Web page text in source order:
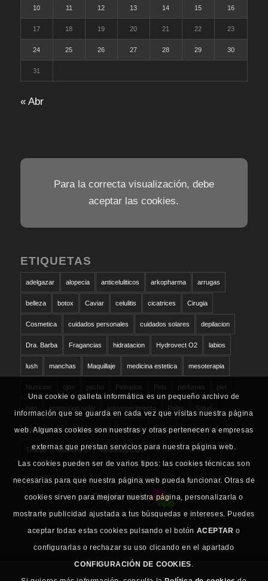
10 11 12 13 14 15 16
17 18 19 20 21 22 23
24 25 26 27 28 29 30
31
« Abr
Para la correcta visualización, debe
aceptar las cookies.
ETIQUETAS
adelgazar alopecia anticeluliticos arkopharma arrugas
belleza botox Caviar celulitis cicatrices Cirugia
Cosmetica cuidados personales cuidados solares depilacion
Dra. Barba Fragancias hidratacion Hydrovect O2 labios
lush manchas Maquillaje medicina estetica mesoterapia
Nutricion ojos pecho Peinados Pelo perfumes piel
pies proteccion solar rejuvenecimiento Relax Salud
san valentin Schwarzkopf solares sudor tratamientos
Trucos vitamina C Whitening Care
Diseño web
Una cookie o galleta informática es un pequeño archivo de
información que se guarda en cada vez que visitas nuestra página
web. Algunas cookies son nuestras y otras pertenecen a empresas
externas que prestan servicios para nuestra página web.
Las cookies pueden ser de varios tipos: las cookies técnicas son
necesarias para que nuestra página web pueda funcionar. Otras de
cookies sirven para mejorar nuestra página, personalizarla o
mostrarte publicidad ajustada a tus búsquedas e intereses. Puedes
aceptar todas estas cookies pulsando el botón ACEPTAR o
configurarlas o rechazar su uso clicando en el apartado
CONFIGURACIÓN DE COOKIES.